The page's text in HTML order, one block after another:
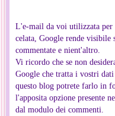
L'e-mail da voi utilizzata per
celata, Google rende visibile
commentate e nient'altro.
Vi ricordo che se non
Google che tratta i vostri
questo blog potrete farlo in
l'apposita opzione presente
dal modulo dei commenti.